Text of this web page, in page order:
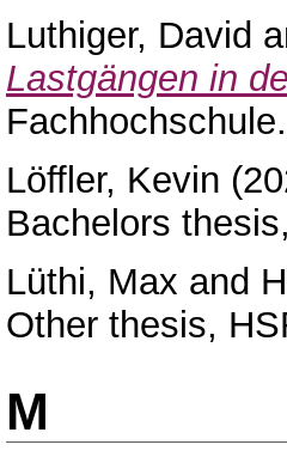
Luthiger, David
Lastgängen in
Fachhochschule.
Löffler, Kevin
Bachelors
Lüthi, Max and
Other thesis,
M